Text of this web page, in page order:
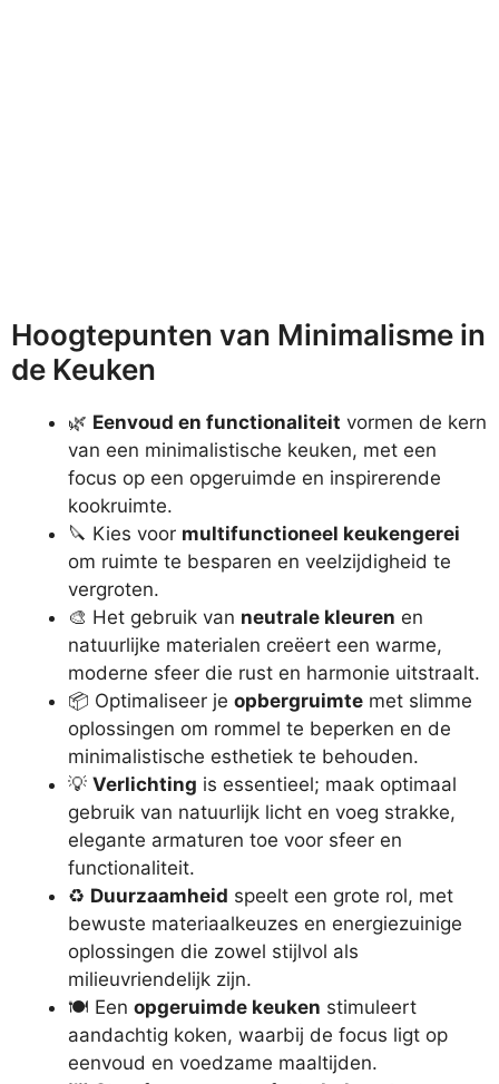
Hoogtepunten van Minimalisme in
de Keuken
🌿 Eenvoud en functionaliteit vormen de kern
van een minimalistische keuken, met een
focus op een opgeruimde en inspirerende
kookruimte.
🔪 Kies voor multifunctioneel keukengerei
om ruimte te besparen en veelzijdigheid te
vergroten.
🎨 Het gebruik van neutrale kleuren en
natuurlijke materialen creëert een warme,
moderne sfeer die rust en harmonie uitstraalt.
📦 Optimaliseer je opbergruimte met slimme
oplossingen om rommel te beperken en de
minimalistische esthetiek te behouden.
💡 Verlichting is essentieel; maak optimaal
gebruik van natuurlijk licht en voeg strakke,
elegante armaturen toe voor sfeer en
functionaliteit.
♻️ Duurzaamheid speelt een grote rol, met
bewuste materiaalkeuzes en energiezuinige
oplossingen die zowel stijlvol als
milieuvriendelijk zijn.
🍽️ Een opgeruimde keuken stimuleert
aandachtig koken, waarbij de focus ligt op
eenvoud en voedzame maaltijden.